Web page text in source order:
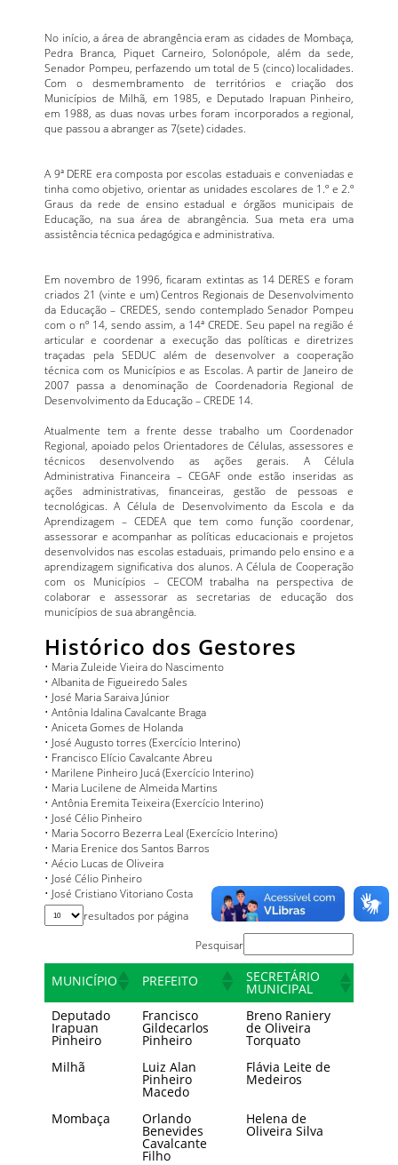
No início, a área de abrangência eram as cidades de Mombaça,
Pedra Branca, Piquet Carneiro, Solonópole, além da sede,
Senador Pompeu, perfazendo um total de 5 (cinco) localidades.
Com o desmembramento de territórios e criação dos
Municípios de Milhã, em 1985, e Deputado Irapuan Pinheiro,
em 1988, as duas novas urbes foram incorporados a regional,
que passou a abranger as 7(sete) cidades.
A 9ª DERE era composta por escolas estaduais e conveniadas e
tinha como objetivo, orientar as unidades escolares de 1.º e 2.º
Graus da rede de ensino estadual e órgãos municipais de
Educação, na sua área de abrangência. Sua meta era uma
assistência técnica pedagógica e administrativa.
Em novembro de 1996, ficaram extintas as 14 DERES e foram
criados 21 (vinte e um) Centros Regionais de Desenvolvimento
da Educação – CREDES, sendo contemplado Senador Pompeu
com o nº 14, sendo assim, a 14ª CREDE. Seu papel na região é
articular e coordenar a execução das políticas e diretrizes
traçadas pela SEDUC além de desenvolver a cooperação
técnica com os Municípios e as Escolas. A partir de Janeiro de
2007 passa a denominação de Coordenadoria Regional de
Desenvolvimento da Educação – CREDE 14.
Atualmente tem a frente desse trabalho um Coordenador
Regional, apoiado pelos Orientadores de Células, assessores e
técnicos desenvolvendo as ações gerais. A Célula
Administrativa Financeira – CEGAF onde estão inseridas as
ações administrativas, financeiras, gestão de pessoas e
tecnológicas. A Célula de Desenvolvimento da Escola e da
Aprendizagem – CEDEA que tem como função coordenar,
assessorar e acompanhar as políticas educacionais e projetos
desenvolvidos nas escolas estaduais, primando pelo ensino e a
aprendizagem significativa dos alunos. A Célula de Cooperação
com os Municípios – CECOM trabalha na perspectiva de
colaborar e assessorar as secretarias de educação dos
municípios de sua abrangência.
Histórico dos Gestores
• Maria Zuleide Vieira do Nascimento
• Albanita de Figueiredo Sales
• José Maria Saraiva Júnior
• Antônia Idalina Cavalcante Braga
• Aniceta Gomes de Holanda
• José Augusto torres (Exercício Interino)
• Francisco Elício Cavalcante Abreu
• Marilene Pinheiro Jucá (Exercício Interino)
• Maria Lucilene de Almeida Martins
• Antônia Eremita Teixeira (Exercício Interino)
• José Célio Pinheiro
• Maria Socorro Bezerra Leal (Exercício Interino)
• Maria Erenice dos Santos Barros
• Aécio Lucas de Oliveira
• José Célio Pinheiro
• José Cristiano Vitoriano Costa
resultados por página
Pesquisar
MUNICÍPIO PREFEITO SECRETÁRIO
MUNICIPAL
Deputado
Irapuan
Pinheiro
Francisco
Gildecarlos
Pinheiro
Breno Raniery
de Oliveira
Torquato
Milhã
Luiz Alan
Pinheiro
Macedo
Flávia Leite de
Medeiros
Mombaça Orlando
Benevides
Cavalcante
Filho
Helena de
Oliveira Silva